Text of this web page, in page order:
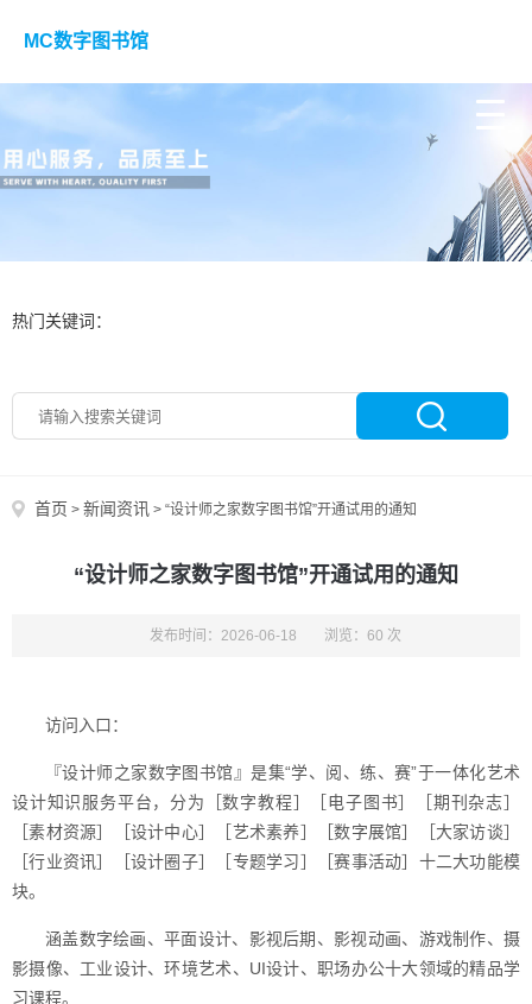
MC数字图书馆
热门关键词：
首页 > 新闻资讯 > “设计师之家数字图书馆”开通试用的通知
“设计师之家数字图书馆”开通试用的通知
发布时间：2026-06-18 浏览：60 次
访问入口：
『设计师之家数字图书馆』是集“学、阅、练、赛”于一体化艺术
设计知识服务平台，分为［数字教程］［电子图书］［期刊杂志］
［素材资源］［设计中心］［艺术素养］［数字展馆］［大家访谈］
［行业资讯］［设计圈子］［专题学习］［赛事活动］十二大功能模
块。
涵盖数字绘画、平面设计、影视后期、影视动画、游戏制作、摄
影摄像、工业设计、环境艺术、UI设计、职场办公十大领域的精品学
习课程。